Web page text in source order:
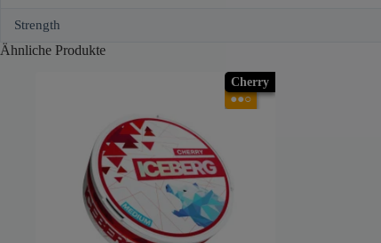
Strength
Ähnliche Produkte
Cherry
●●○